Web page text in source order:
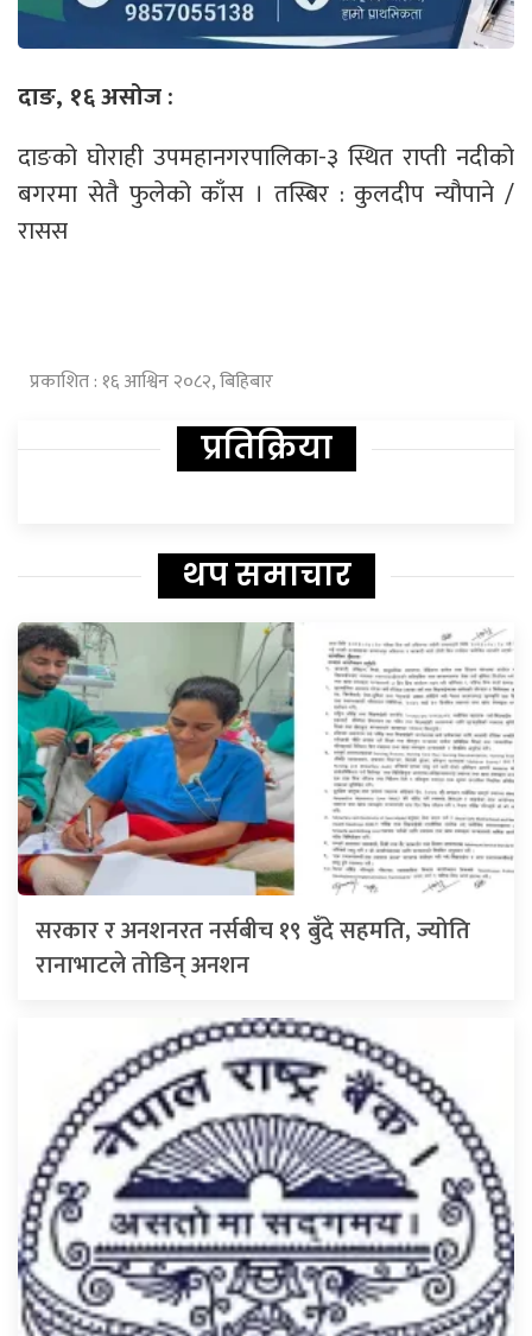
दाङ, १६ असोज :
दाङको घोराही उपमहानगरपालिका-३ स्थित राप्ती नदीको
बगरमा सेतै फुलेको काँस । तस्बिर : कुलदीप न्यौपाने /
रासस
प्रकाशित : १६ आश्विन २०८२, बिहिबार
प्रतिक्रिया
थप समाचार
सरकार र अनशनरत नर्सबीच १९ बुँदे सहमति, ज्योति
रानाभाटले तोडिन् अनशन